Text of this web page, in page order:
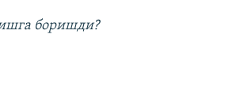
боришди?